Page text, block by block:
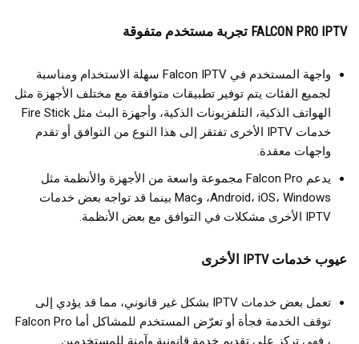
FALCON PRO IPTV تجربة مستخدم متفوقة
واجهة المستخدم في Falcon IPTV سهلة الاستخدام ومناسبة
لجميع الفئات يتم توفير تطبيقات متوافقة مع مختلف الأجهزة مثل
الهواتف الذكية، التلفزيونات الذكية، وأجهزة البث مثل Fire Stick
خدمات IPTV الأخرى تفتقر إلى هذا النوع من التوافق أو تقدم
واجهات معقدة.
يدعم Falcon Pro مجموعة واسعة من الأجهزة والأنظمة مثل
Android، iOS، Windows، وMac بينما قد تواجه بعض خدمات
IPTV الأخرى مشكلات في التوافق مع بعض الأنظمة.
عيوب خدمات IPTV الأخرى
تعمل بعض خدمات IPTV بشكل غير قانوني، مما قد يؤدي إلى
توقف الخدمة فجأة أو تعرّض المستخدم للمشاكل أما Falcon Pro
، فهي تركز على تقديم خدمة قانونية وآمنة للمستخدمين.